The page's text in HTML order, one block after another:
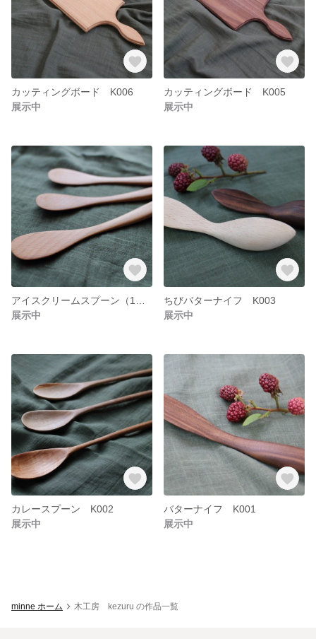
カッティングボード K006
展示中
カッティングボード K005
展示中
展示中
ちびバターナイフ K003
展示中
カレースプーン K002
展示中
バターナイフ K001
展示中
minne ホーム 木工房 kezuru の作品一覧